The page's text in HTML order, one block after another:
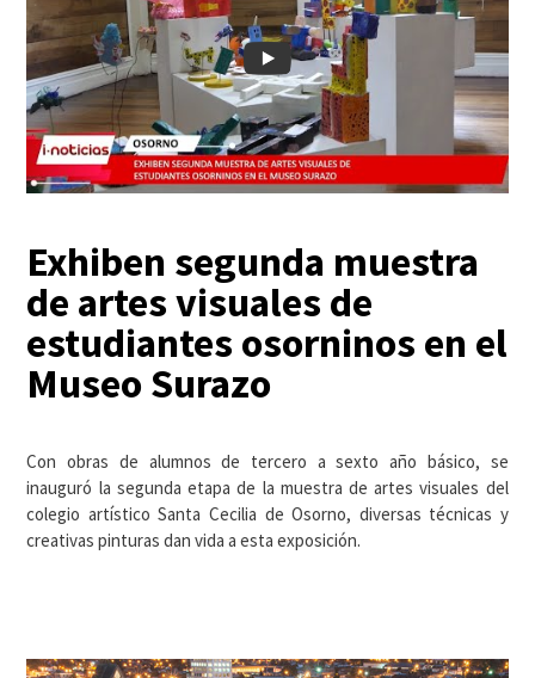
Exhiben segunda muestra
de artes visuales de
estudiantes osorninos en el
Museo Surazo
Con obras de alumnos de tercero a sexto año básico, se
inauguró la segunda etapa de la muestra de artes visuales del
colegio artístico Santa Cecilia de Osorno, diversas técnicas y
creativas pinturas dan vida a esta exposición.